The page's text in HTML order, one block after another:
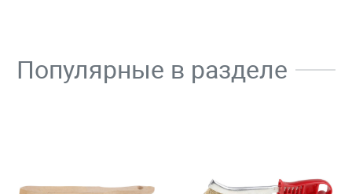
Популярные в разделе